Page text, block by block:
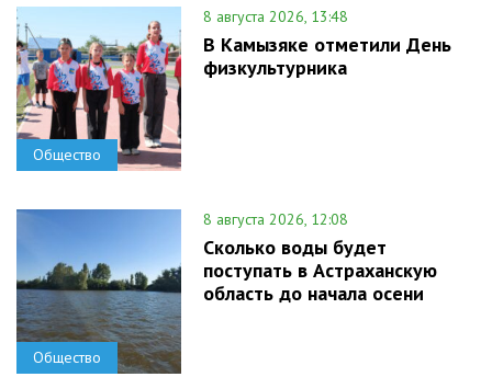
Общество
8 августа 2026, 13:48
В Камызяке отметили День
физкультурника
Общество
8 августа 2026, 12:08
Сколько воды будет
поступать в Астраханскую
область до начала осени